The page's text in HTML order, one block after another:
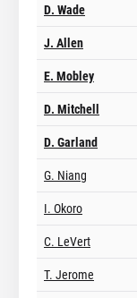
D. Wade
J. Allen
E. Mobley
D. Mitchell
D. Garland
G. Niang
I. Okoro
C. LeVert
T. Jerome